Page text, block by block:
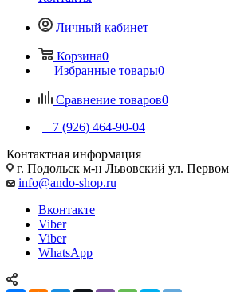
Личный кабинет
Корзина0
Избранные товары0
Сравнение товаров0
+7 (926) 464-90-04
Контактная информация
г. Подольск м-н Львовский ул.
info@ando-shop.ru
Вконтакте
Viber
Viber
WhatsApp